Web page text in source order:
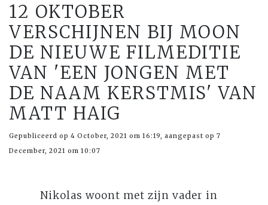
12 OKTOBER
VERSCHIJNEN BIJ MOON
DE NIEUWE FILMEDITIE
VAN 'EEN JONGEN MET
DE NAAM KERSTMIS' VAN
MATT HAIG
Gepubliceerd op 4 October, 2021 om 16:19, aangepast op 7
December, 2021 om 10:07
Nikolas woont met zijn vader in